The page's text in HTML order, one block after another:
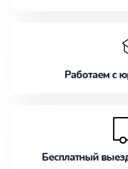
Работаем с
Бесплатный